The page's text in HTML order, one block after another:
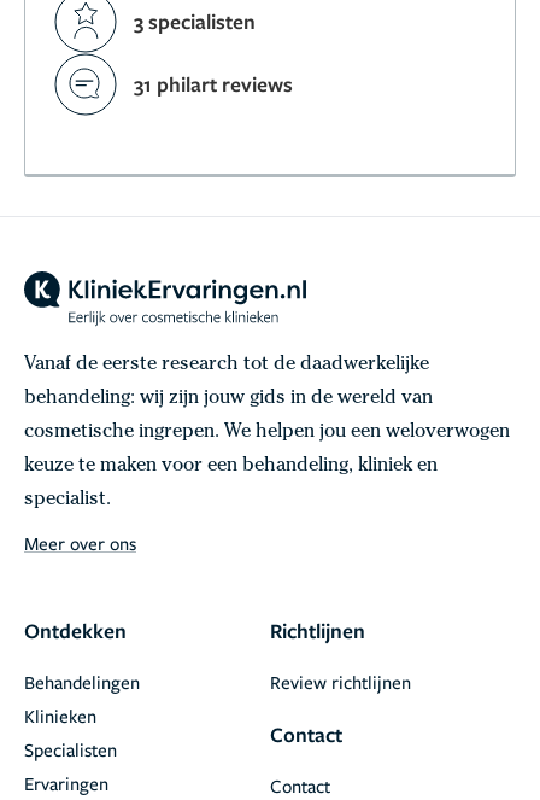
3 specialisten
31 philart reviews
Vanaf de eerste research tot de daadwerkelijke
behandeling: wij zijn jouw gids in de wereld van
cosmetische ingrepen. We helpen jou een weloverwogen
keuze te maken voor een behandeling, kliniek en
specialist.
Meer over ons
Ontdekken
Behandelingen
Klinieken
Specialisten
Ervaringen
Richtlijnen
Review richtlijnen
Contact
Contact